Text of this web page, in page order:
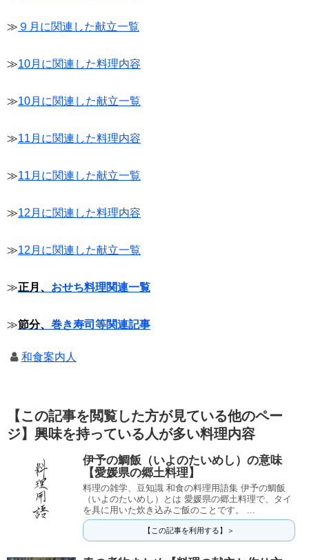
≫ ９月に関連した献立一覧
≫10月に関連した料理内容
≫10月に関連した献立一覧
≫11月に関連した料理内容
≫11月に関連した献立一覧
≫12月に関連した料理内容
≫12月に関連した献立一覧
≫正月、 おせち料理関連一覧
≫節分、 巻き寿司等関連記事
和食案内人
【この記事を閲覧した方が見ている他のペー
ジ】興味を持っている人が多い料理内容
伊予の鯛飯（いよのたいめし）の意味
【愛媛県の郷土料理】
料理の雑学、豆知識 和食の料理用語集 伊予の鯛飯
（いよのたいめし）とは 愛媛県の郷土料理で、タイ
を具に用いた炊き込みご飯のことです。 ...
【この記事を利用する】＞